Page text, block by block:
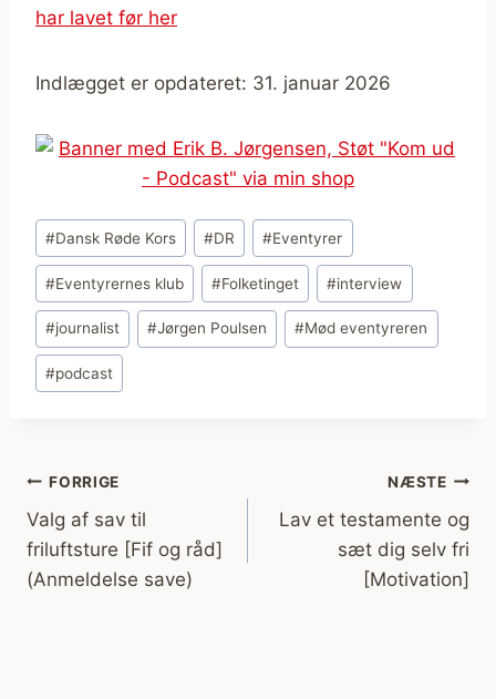
har lavet før her
Indlægget er opdateret: 31. januar 2026
Indlæg-
tags:
#Dansk Røde Kors #DR #Eventyrer
#Eventyrernes klub #Folketinget #interview
#journalist #Jørgen Poulsen #Mød eventyreren
#podcast
Indlægsnavigation
FORRIGE
Valg af sav til
friluftsture [Fif og råd]
(Anmeldelse save)
NÆSTE
Lav et testamente og
sæt dig selv fri
[Motivation]